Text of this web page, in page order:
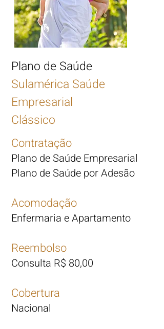
Plano de Saúde
Sulamérica Saúde
Empresarial
Clássico
Contratação
Plano de Saúde Empresarial
Plano de Saúde por Adesão
Acomodação
Enfermaria e Apartamento
Reembolso
Consulta R$ 80,00
Cobertura
Nacional